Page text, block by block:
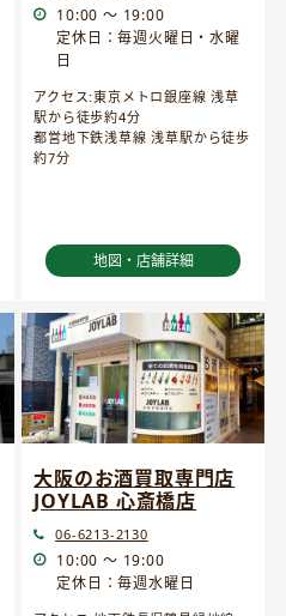
10:00 ～ 19:00
定休日：毎週火曜日・水曜
日
アクセス:東京メトロ銀座線 浅草
駅から徒歩約4分
都営地下鉄浅草線 浅草駅から徒歩
約7分
地図・店舗詳細
大阪のお酒買取専門店
JOYLAB 心斎橋店
06-6213-2130
10:00 ～ 19:00
定休日：毎週水曜日